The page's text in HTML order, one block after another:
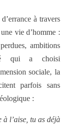
à travers
vie d’homme :
ambitions
qui a choisi
sociale, la
parfois sans
:
l’aise, tu as déjà